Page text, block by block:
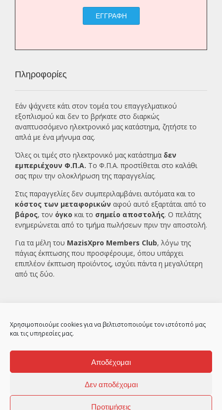
Χρησιμοποιούμε cookies για να βελτιστοποιούμε τον ιστότοπό μας
και τις υπηρεσίες μας.
Αποδέχομαι
Δεν αποδέχομαι
Προτιμήσεις
ΕΓΓΡΑΦΗ
Πληροφορίες
Εάν ψάχνετε κάτι στον τομέα του επαγγελματικού
εξοπλισμού και δεν το βρήκατε στο διαρκώς
αναπτυσσόμενο ηλεκτρονικό μας κατάστημα, ζητήστε το
απλά με ένα μήνυμα σας.
Όλες οι τιμές στο ηλεκτρονικό μας κατάστημα δεν
εμπεριέχουν Φ.Π.Α. Το Φ.Π.Α. προστίθεται στο καλάθι
σας πριν την ολοκλήρωση της παραγγελίας.
Στις παραγγελίες δεν συμπεριλαμβάνει αυτόματα και το
κόστος των μεταφορικών αφού αυτό εξαρτάται από το
βάρος, τον όγκο και το σημείο αποστολής. Ο πελάτης
ενημερώνεται από το τμήμα πωλήσεων πριν την αποστολή.
Για τα μέλη του MazisXpro Members Club, λόγω της
πάγιας έκπτωσης που προσφέρουμε, όπου υπάρχει
επιπλέον έκπτωση προϊόντος, ισχύει πάντα η μεγαλύτερη
από τις δύο.
21300
© MazisXpro 2010